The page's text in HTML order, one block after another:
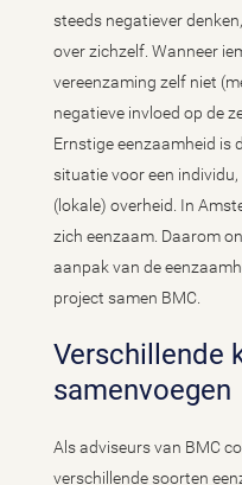
steeds negatiever
over zichzelf. Wanneer
vereenzaming zelf niet
negatieve invloed op de
Ernstige eenzaamheid is
situatie voor een
(lokale) overheid. In
zich eenzaam. Daarom
aanpak van de
project samen BMC.
Verschillende kennis en kunde
samenvoegen
Als adviseurs van BMC
verschillende soorten